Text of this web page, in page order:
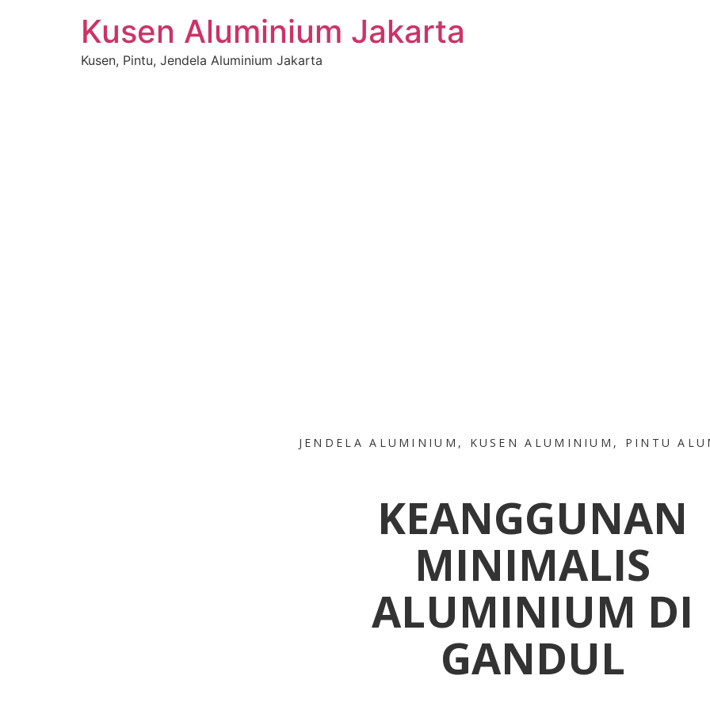
Kusen Aluminium Jakarta
Kusen, Pintu, Jendela Aluminium Jakarta
JENDELA ALUMINIUM , KUSEN ALUMINIUM , PINTU
KEANGGUNAN
MINIMALIS
ALUMINIUM DI
GANDUL